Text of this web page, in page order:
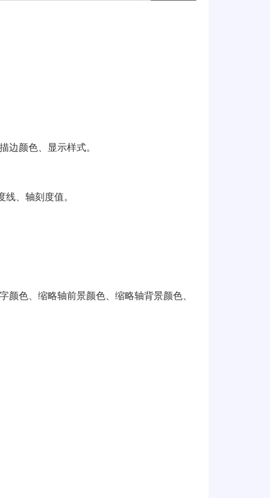
边颜色、显示样式。
、轴刻度值。
色、缩略轴前景颜色、缩略轴背景颜色、